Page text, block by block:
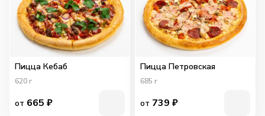
Пицца Кебаб
620 г
от 665 ₽
Пицца Петровская
685 г
от 739 ₽